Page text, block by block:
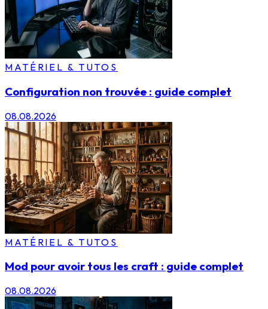
MATÉRIEL & TUTOS
Configuration non trouvée : guide complet
08.08.2026
MATÉRIEL & TUTOS
Mod pour avoir tous les craft : guide complet
08.08.2026